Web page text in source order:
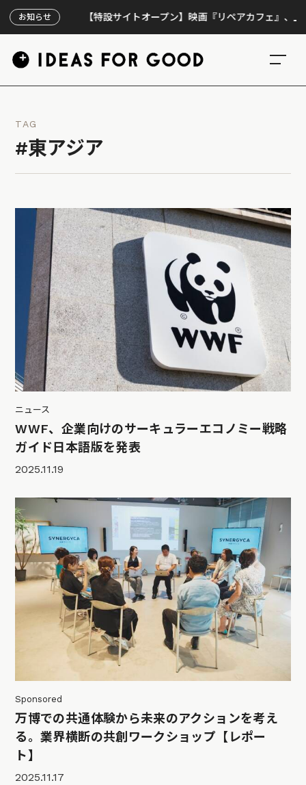
お知らせ【特設サイトオープン】映画『リペアカフェ』、上映300回
TAG
#東アジア
ニュース
WWF、企業向けのサーキュラーエコノミー戦略
ガイド日本語版を発表
2025.11.19
Sponsored
万博での共通体験から未来のアクションを考え
る。業界横断の共創ワークショップ【レポー
ト】
2025.11.17